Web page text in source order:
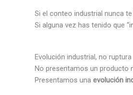
Si el conteo industrial nunca
Si alguna vez has tenido que
Evolución industrial, no ruptura
No presentamos un producto
Presentamos una evolución